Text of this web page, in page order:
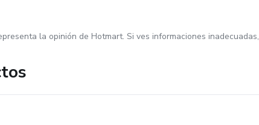
la opinión de Hotmart. Si ves informaciones inadecuadas,